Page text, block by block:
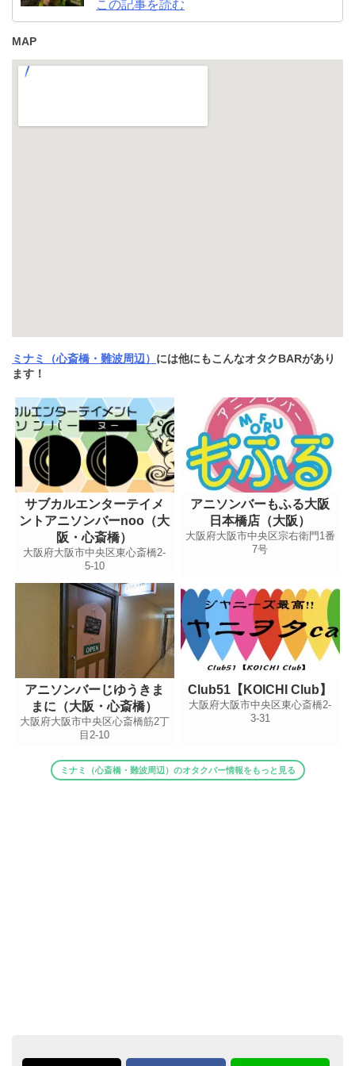
この記事を読む
MAP
ミナミ（心斎橋・難波周辺） には他にもこんなオタクBARがあり
ます！
サブカルエンターテイメ
ントアニソンバーnoo（大
阪・心斎橋）
大阪府大阪市中央区東心斎橋2-
5-10
アニソンバーもふる大阪
日本橋店（大阪）
大阪府大阪市中央区宗右衛門1番
7号
アニソンバーじゆうきま
まに（大阪・心斎橋）
大阪府大阪市中央区心斎橋筋2丁
目2-10
Club51【KOICHI Club】
大阪府大阪市中央区東心斎橋2-
3-31
ミナミ（心斎橋・難波周辺）のオタクバー情報をもっと見る